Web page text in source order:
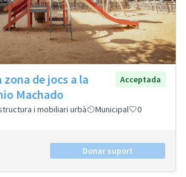
de jocs a la
Machado
Acceptada
i mobiliari urbà Municipal 0
Donar suport